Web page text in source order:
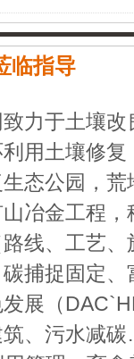
临指导
力于土壤
用土壤修复
态公园，
冶金工程
路线、工艺
碳捕捉固定、
展 （
、 污水减碳